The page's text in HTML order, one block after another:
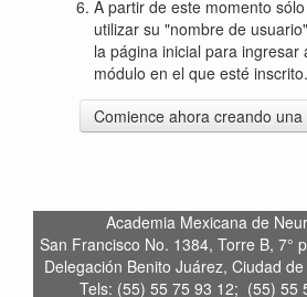
A partir de este momento
utilizar su "nombre de
la página inicial para ingresar
módulo en el que esté inscrito.
Academia Mexicana de
San Francisco No. 1384, Torre B, 7°
Delegación Benito Juárez, Ciudad
Tels: (55) 55 75 93 12; (55) 55